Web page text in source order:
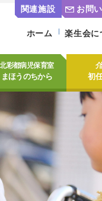
関連施設 お問
ホーム 楽生会に
北彩都病児保育室
まほうのちから
介
初